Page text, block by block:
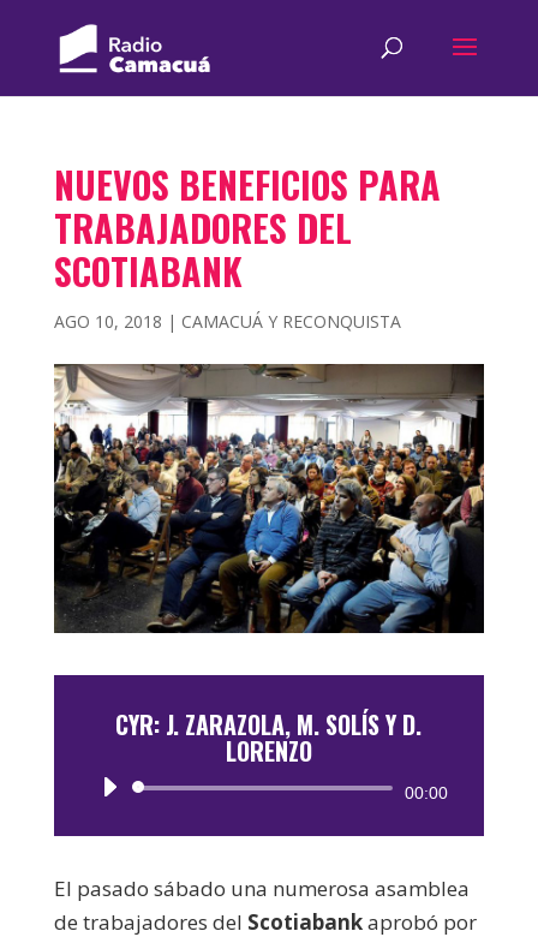
NUEVOS BENEFICIOS PARA
TRABAJADORES DEL
SCOTIABANK
AGO 10, 2018 | CAMACUÁ Y RECONQUISTA
CYR: J. ZARAZOLA, M. SOLÍS Y D.
LORENZO
Reproductor
00:00
El pasado sábado una numerosa asamblea
de trabajadores del Scotiabankaprobó por